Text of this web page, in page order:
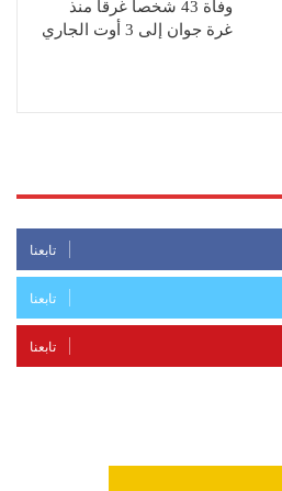
وفاة 43 شخصا غرقا منذ
غرة جوان إلى 3 أوت الجاري
تابعنا
تابعنا
تابعنا